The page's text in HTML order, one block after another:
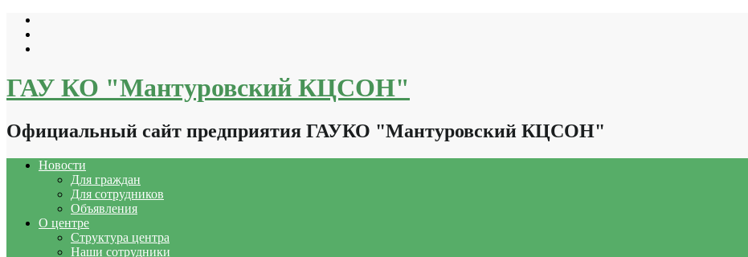
Перейти
содержимому
ГАУ КО "Мантуровский КЦСОН"
Официальный сайт предприятия ГАУКО "Мантуровский КЦСОН"
Новости
Для граждан
Для сотрудников
Объявления
О центре
Структура центра
Наши сотрудники